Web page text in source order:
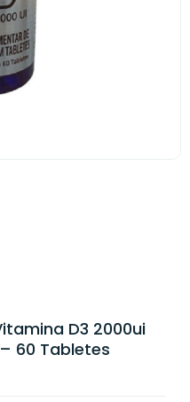
D3 2000ui
60 Tabletes